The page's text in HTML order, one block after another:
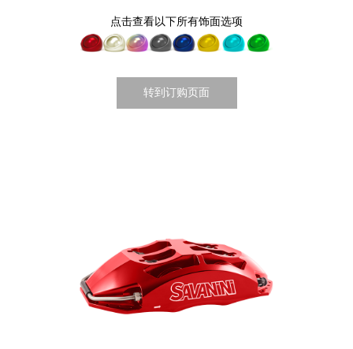
点击查看以下所有饰面选项
转到订购页面